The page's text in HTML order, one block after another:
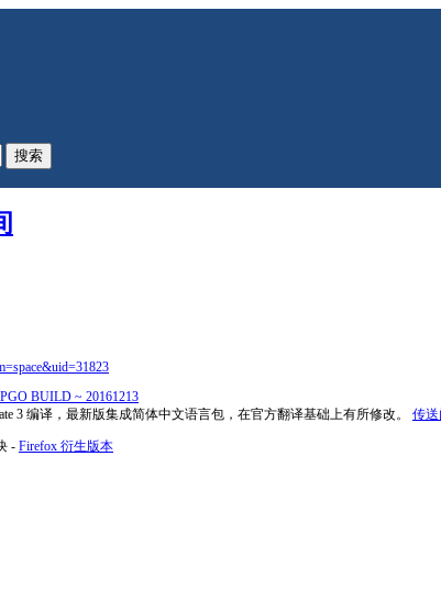
搜索
BUILD ~ 20161213
3 编译，最新版集成简体中文语言包，在官方翻译基础上有所修改。 传送
- Firefox 衍生版本